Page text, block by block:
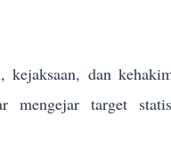
kejaksaan, dan
mengejar target